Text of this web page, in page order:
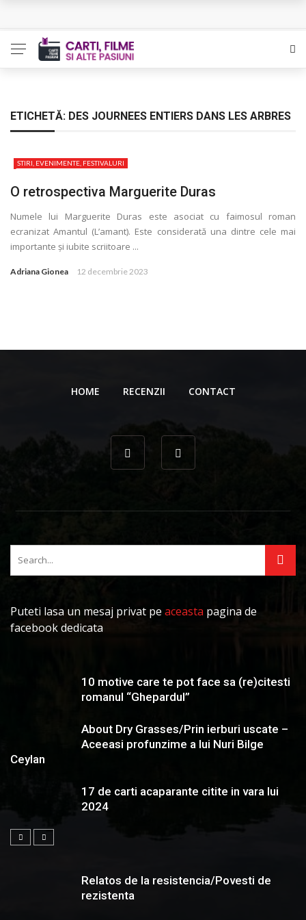
The Man Who Sold Air in the Holy Land – Generatia care
Queer – Un Burroughs sentimental
Luati-ma drept un vis. Povestiri in K. minor – Dor de Kafka
ETICHETĂ: DES JOURNEES ENTIERS DANS LES ARBRES
STIRI, EVENIMENTE, FESTIVALURI
O retrospectiva Marguerite Duras
Numele lui Marguerite Duras este asociat cu faimosul roman
ecranizat Amantul (L’amant). Este considerată una dintre cele mai
importante și iubite scriitoare ...
Adriana Gionea 12 decembrie 2023
HOME RECENZII CONTACT
Puteti lasa un mesaj privat pe aceasta pagina de
facebook dedicata
10 motive care te pot face sa (re)citesti
romanul “Ghepardul”
About Dry Grasses/Prin ierburi uscate –
Aceeasi profunzime a lui Nuri Bilge
Ceylan
17 de carti acaparante citite in vara lui
2024
Relatos de la resistencia/Povesti de
rezistenta